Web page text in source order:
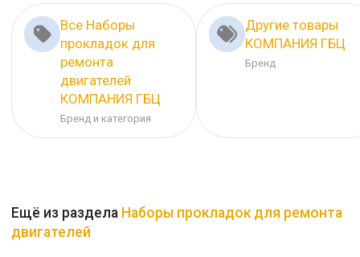
Все Наборы
прокладок для
ремонта
двигателей
КОМПАНИЯ ГБЦ
Бренд и категория
Другие товары
КОМПАНИЯ ГБЦ
Бренд
Ещё из раздела Наборы прокладок для ремонта
двигателей